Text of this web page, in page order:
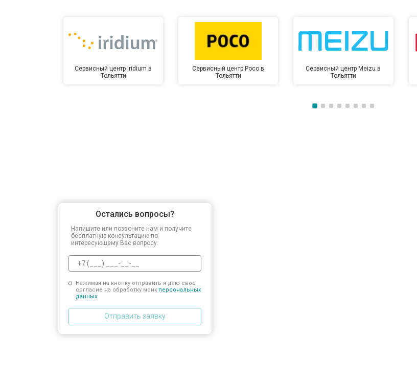
Сервисный центр Iridium в
Тольятти
Сервисный центр Poco в
Тольятти
Сервисный центр Meizu в
Тольятти
Остались вопросы?
Напишите или позвоните нам и получите
бесплатную консультацию по
интересующему Вас вопросу.
Нажимая на кнопку отправить я даю свое
согласие на обработку моих персональных
данных.
Отправить заявку